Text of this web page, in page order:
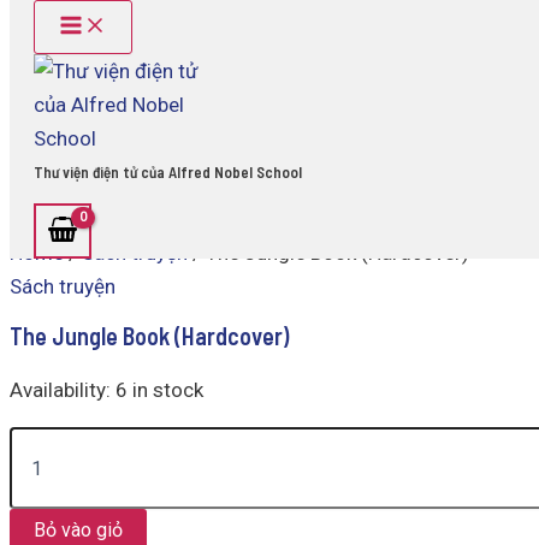
content
Main
Menu
Thư viện điện tử của Alfred Nobel School
Home/Sách truyện / The Jungle Book (Hardcover)
Sách truyện
The Jungle Book (Hardcover)
Availability: 6 in stock
Book
(Hardcover)
quantity
Bỏ vào giỏ